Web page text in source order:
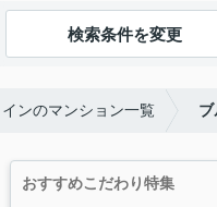
検索条件を変更
ンのマンション一覧
おすすめこだわり特集